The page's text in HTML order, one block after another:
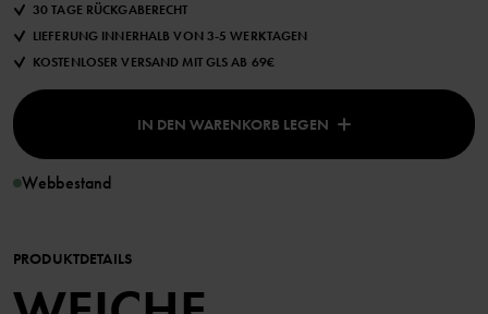
30 TAGE RÜCKGABERECHT
LIEFERUNG INNERHALB VON 3-5 WERKTAGEN
KOSTENLOSER VERSAND MIT GLS AB 69€
IN DEN WARENKORB LEGEN
Webbestand
PRODUKTDETAILS